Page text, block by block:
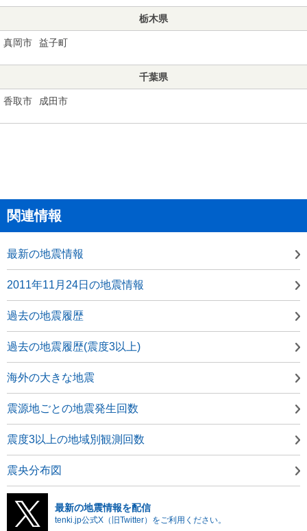
栃木県
真岡市 益子町
千葉県
香取市 成田市
関連情報
最新の地震情報
2011年11月24日の地震情報
過去の地震履歴
過去の地震履歴(震度3以上)
海外の大きな地震
震源地ごとの地震発生回数
震度3以上の地域別観測回数
震央分布図
最新の地震情報を配信
tenki.jp公式X（旧Twitter）をご利用ください。